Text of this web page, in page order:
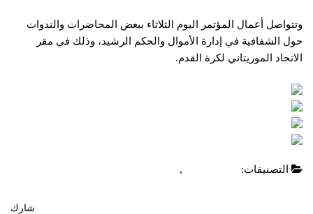
وتتواصل أعمال المؤتمر اليوم الثلاثاء ببعض المحاضرات والندوات
حول الشفافية في إدارة الأموال والحكم الرشيد، وذلك في مقر
الاتحاد الموريتاني لكرة القدم.
التصنيفات: ,
شارك